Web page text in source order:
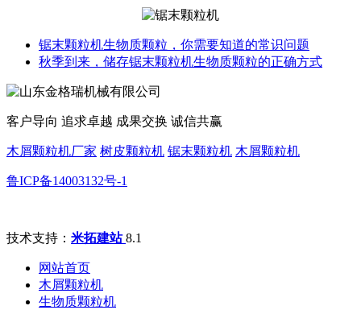
锯末颗粒机生物质颗粒，你需要知道的常识问题
秋季到来，储存锯末颗粒机生物质颗粒的正确方式
客户导向 追求卓越 成果交换 诚信共赢
木屑颗粒机厂家 树皮颗粒机 锯末颗粒机 木屑颗粒机
鲁ICP备14003132号-1
技术支持： 米拓建站8.1
网站首页
木屑颗粒机
生物质颗粒机